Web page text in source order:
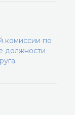
комиссии по
должности